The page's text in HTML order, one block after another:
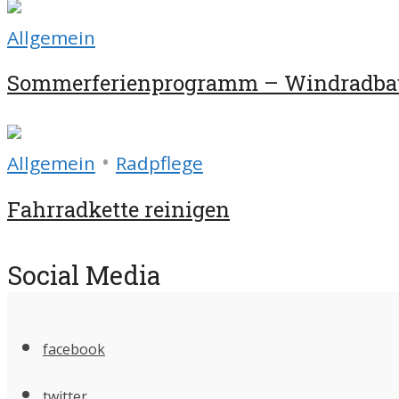
Allgemein
Sommerferienprogramm –
Allgemein • Radpflege
Fahrradkette reinigen
Social Media
facebook